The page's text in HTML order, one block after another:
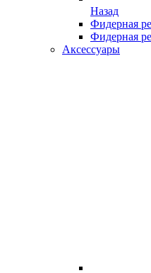
Назад
Фидерная
Фидерная
Аксессуары